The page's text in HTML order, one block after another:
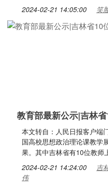
2024-02-21 14:05:00 笑
教育部最新公示|吉林
本文转自：人民日报客户端
国高校思想政治理论课教学
果。其中吉林省有10位教师
2024-02-21 14:24:00
吉
伟